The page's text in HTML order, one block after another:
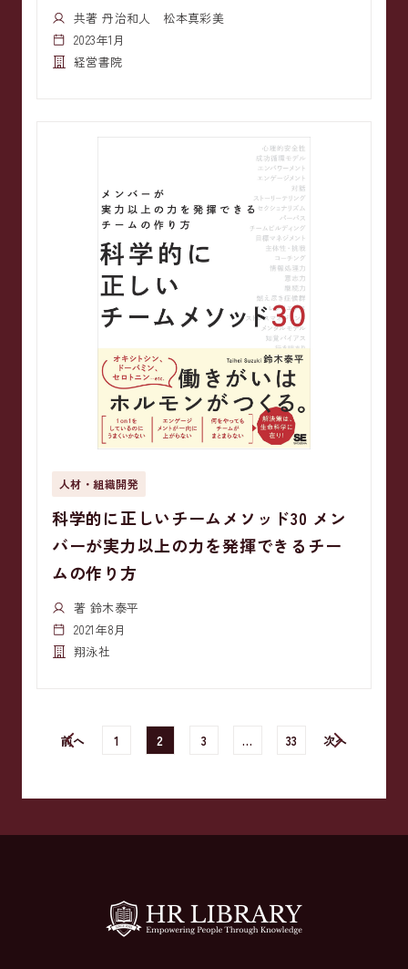
共著 丹治和人 松本真彩美
2023年1月
経営書院
人材・組織開発
科学的に正しいチームメソッド30 メン
バーが実力以上の力を発揮できるチー
ムの作り方
著 鈴木泰平
2021年8月
翔泳社
前へ 1 2 3 … 33 次へ